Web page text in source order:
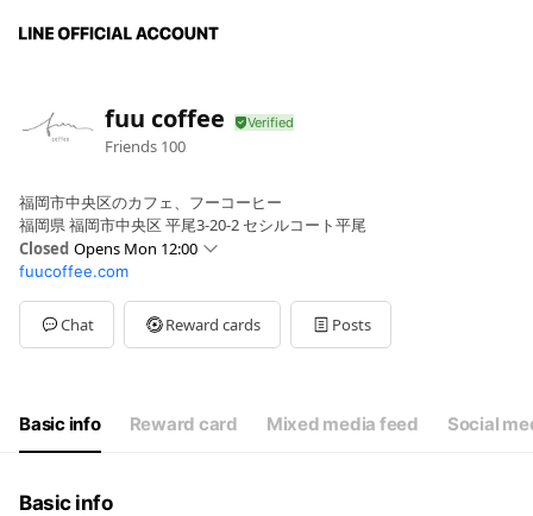
fuu coffee
Friends 100
福岡市中央区のカフェ、フーコーヒー
福岡県 福岡市中央区 平尾3-20-2 セシルコート平尾
Closed Opens Mon 12:00
SunClosed
Mon12:00 - 17:00
Tue12:00 - 17:00
Wed12:00 - 17:00
12:00 - 18:00
不定休あり。
fuucoffee.com
Chat Reward cards Posts
Basic info Reward card Mixed media feed Social
Basic info